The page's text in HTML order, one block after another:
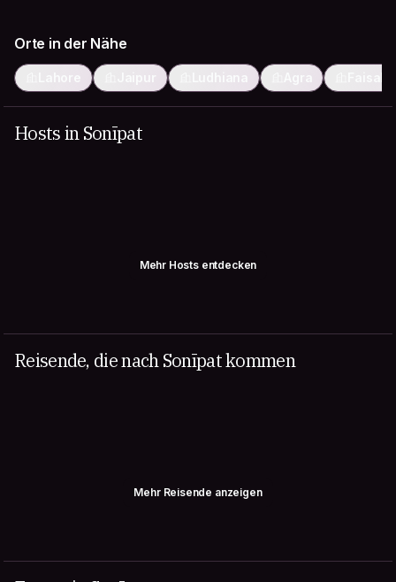
Orte in der Nähe
Lahore Jaipur Ludhiana Agra
Hosts in Sonīpat
Mehr Hosts entdecken
Reisende, die nach Sonīpat kommen
Mehr Reisende anzeigen